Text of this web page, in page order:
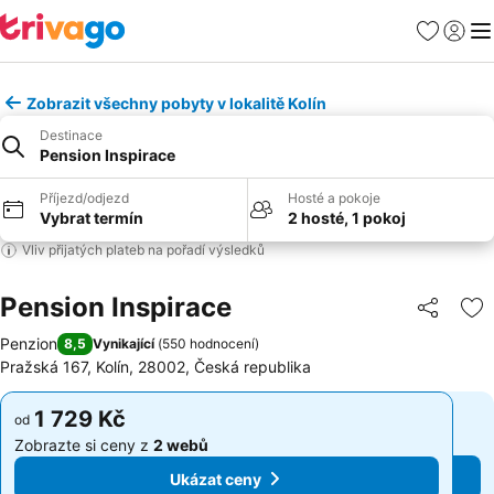
Oblíbené
Zobrazit všechny pobyty v lokalitě Kolín
Destinace
Pension Inspirace
Příjezd/odjezd
Vybrat termín
Hosté a pokoje
2 hosté, 1 pokoj
Vliv přijatých plateb na pořadí výsledků
Pension Inspirace Sdílet
Penzion 8,5 Vynikající (550 hodnocení)
Pražská 167, Kolín, 28002, Česká republika
od 1 729 Kč
Zobrazte si ceny z 2 webů
Ukázat ceny
od 1 729 Kč
Zobrazte si ceny z 2 webů
Ukázat ceny